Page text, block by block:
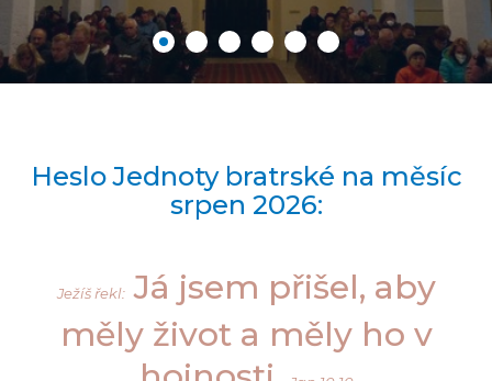
Heslo Jednoty bratrské na měsíc
srpen 2026:
Ježíš řekl: Já jsem přišel, aby
měly život a měly ho v